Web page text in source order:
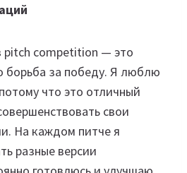
pitch competition — это
борьба за победу. Я люблю
что это отличный
свои
На каждом питче я
разные версии